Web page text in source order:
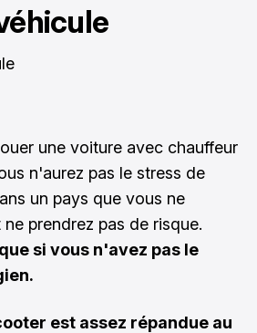
une voiture avec chauffeur
n'aurez pas le stress de
un pays que vous ne
prendrez pas de risque.
si vous n'avez pas le
est assez répandue au